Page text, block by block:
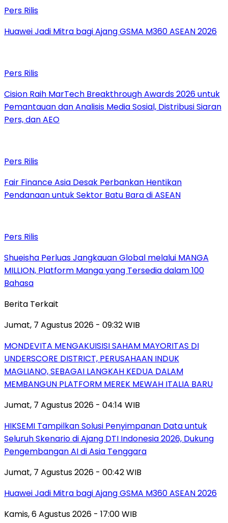
Pers Rilis
Huawei Jadi Mitra bagi Ajang GSMA M360 ASEAN 2026
Pers Rilis
Cision Raih MarTech Breakthrough Awards 2026 untuk
Pemantauan dan Analisis Media Sosial, Distribusi Siaran
Pers, dan AEO
Pers Rilis
Fair Finance Asia Desak Perbankan Hentikan
Pendanaan untuk Sektor Batu Bara di ASEAN
Pers Rilis
Shueisha Perluas Jangkauan Global melalui MANGA
MILLION, Platform Manga yang Tersedia dalam 100
Bahasa
Berita Terkait
Jumat, 7 Agustus 2026 - 09:32 WIB
MONDEVITA MENGAKUISISI SAHAM MAYORITAS DI
UNDERSCORE DISTRICT, PERUSAHAAN INDUK
MAGLIANO, SEBAGAI LANGKAH KEDUA DALAM
MEMBANGUN PLATFORM MEREK MEWAH ITALIA BARU
Jumat, 7 Agustus 2026 - 04:14 WIB
HIKSEMI Tampilkan Solusi Penyimpanan Data untuk
Seluruh Skenario di Ajang DTI Indonesia 2026, Dukung
Pengembangan AI di Asia Tenggara
Jumat, 7 Agustus 2026 - 00:42 WIB
Huawei Jadi Mitra bagi Ajang GSMA M360 ASEAN 2026
Kamis, 6 Agustus 2026 - 17:00 WIB